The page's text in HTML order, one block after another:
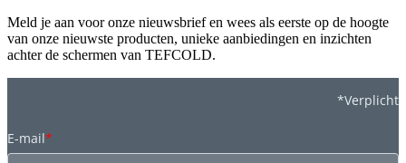
Meld je aan voor onze nieuwsbrief en wees als eerste op de hoogte
van onze nieuwste producten, unieke aanbiedingen en inzichten
achter de schermen van TEFCOLD.
*Verplicht
E-mail*